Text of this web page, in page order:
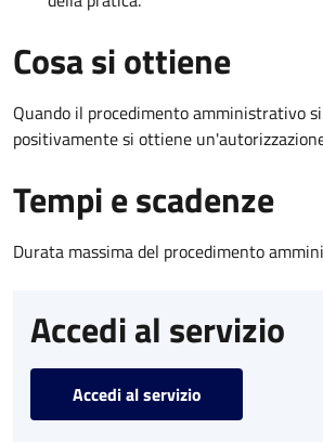
Cosa si ottiene
Quando il procedimento amministrativo
positivamente si ottiene
Tempi e scadenze
Durata massima del procedimento
Accedi al servizio
Accedi al servizio